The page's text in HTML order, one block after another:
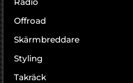
Offroad
Skärmbreddare
Styling
Takräck